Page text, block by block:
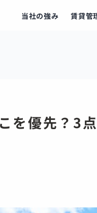
当社の強み 賃貸管
を優先？3